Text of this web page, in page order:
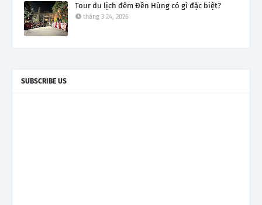
Tour du lịch đêm Đền Hùng có gì đặc biệt?
tháng 3 24, 2026
SUBSCRIBE US